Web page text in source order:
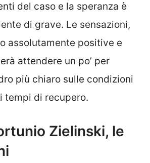
del caso e la speranza è
di grave. Le sensazioni,
assolutamente positive e
attendere un po’ per
più chiaro sulle condizioni
tempi di recupero.
Zielinski, le